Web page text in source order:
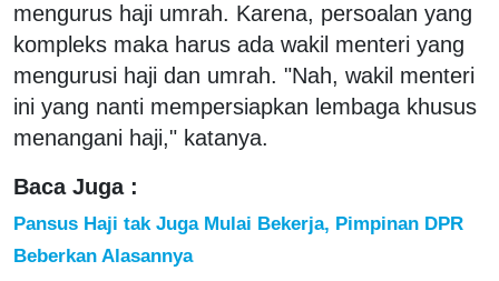
mengurus haji umrah. Karena, persoalan yang
kompleks maka harus ada wakil menteri yang
mengurusi haji dan umrah. "Nah, wakil menteri
ini yang nanti mempersiapkan lembaga khusus
menangani haji," katanya.
Baca Juga :
Pansus Haji tak Juga Mulai Bekerja, Pimpinan DPR
Beberkan Alasannya